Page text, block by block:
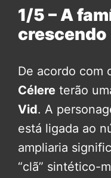
1/5 – A
crescendo
De acordo com
Célere terão
Vid. A
está ligada ao
ampliaria
“clã” sintético-